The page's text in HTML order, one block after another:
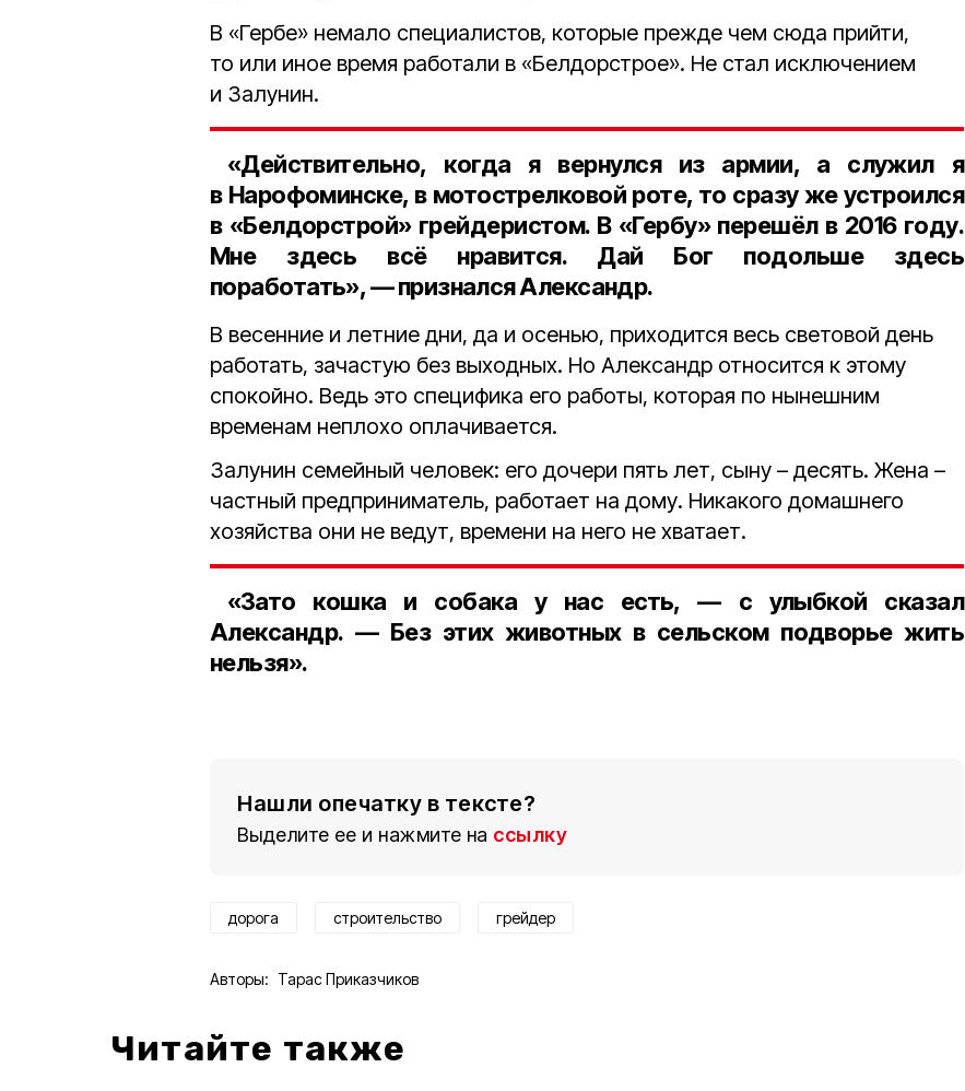
В «Гербе» немало специалистов, которые прежде чем сюда прийти,
то или иное время работали в «Белдорстрое». Не стал исключением
и Залунин.
«Действительно, когда я вернулся из армии, а служил я
в Нарофоминске, в мотострелковой роте, то сразу же устроился
в «Белдорстрой» грейдеристом. В «Гербу» перешёл в 2016 году.
Мне здесь всё нравится. Дай Бог подольше здесь
поработать», — признался Александр.
В весенние и летние дни, да и осенью, приходится весь световой день
работать, зачастую без выходных. Но Александр относится к этому
спокойно. Ведь это специфика его работы, которая по нынешним
временам неплохо оплачивается.
Залунин семейный человек: его дочери пять лет, сыну – десять. Жена –
частный предприниматель, работает на дому. Никакого домашнего
хозяйства они не ведут, времени на него не хватает.
«Зато кошка и собака у нас есть, — с улыбкой сказал
Александр. — Без этих животных в сельском подворье жить
нельзя».
Нашли опечатку в тексте?
Выделите ее и нажмите на ссылку
дорога строительство грейдер
Авторы: Тарас Приказчиков
Читайте также